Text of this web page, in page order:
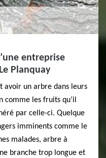
entreprise
Planquay
avoir un arbre dans leurs
comme les fruits qu’il
par celle-ci. Quelque
imminents comme le
malades, arbre à
branche trop longue et